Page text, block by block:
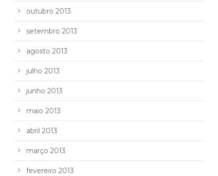
outubro 2013
setembro 2013
agosto 2013
julho 2013
junho 2013
maio 2013
abril 2013
março 2013
fevereiro 2013